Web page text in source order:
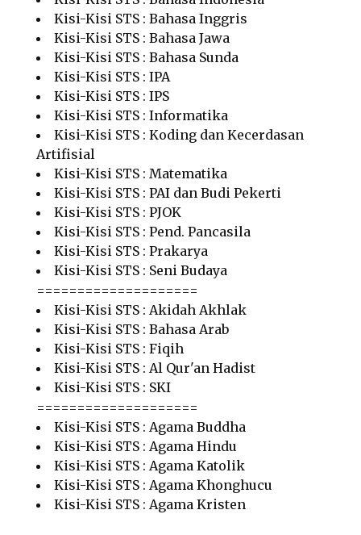
Kisi-Kisi STS : Bahasa Inggris
Kisi-Kisi STS : Bahasa Jawa
Kisi-Kisi STS : Bahasa Sunda
Kisi-Kisi STS : IPA
Kisi-Kisi STS : IPS
Kisi-Kisi STS : Informatika
Kisi-Kisi STS : Koding dan Kecerdasan
Artifisial
Kisi-Kisi STS : Matematika
Kisi-Kisi STS : PAI dan Budi Pekerti
Kisi-Kisi STS : PJOK
Kisi-Kisi STS : Pend. Pancasila
Kisi-Kisi STS : Prakarya
Kisi-Kisi STS : Seni Budaya
====================
Kisi-Kisi STS : Akidah Akhlak
Kisi-Kisi STS : Bahasa Arab
Kisi-Kisi STS : Fiqih
Kisi-Kisi STS : Al Qur'an Hadist
Kisi-Kisi STS : SKI
====================
Kisi-Kisi STS : Agama Buddha
Kisi-Kisi STS : Agama Hindu
Kisi-Kisi STS : Agama Katolik
Kisi-Kisi STS : Agama Khonghucu
Kisi-Kisi STS : Agama Kristen